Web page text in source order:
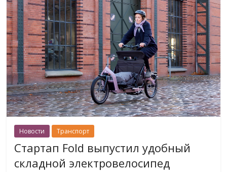
Новости Транспорт
Стартап Fold выпустил удобный
складной электровелосипед